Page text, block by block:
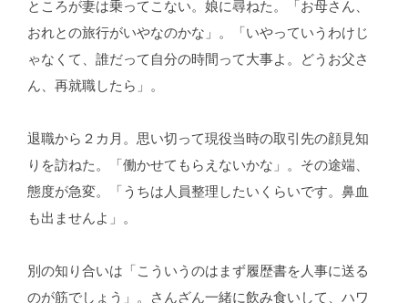
ところが妻は乗ってこない。娘に尋ねた。「お母さん、
おれとの旅行がいやなのかな」。「いやっていうわけじ
ゃなくて、誰だって自分の時間って大事よ。どうお父さ
ん、再就職したら」。
退職から２カ月。思い切って現役当時の取引先の顔見知
りを訪ねた。「働かせてもらえないかな」。その途端、
態度が急変。「うちは人員整理したいくらいです。鼻血
も出ませんよ」。
別の知り合いは「こういうのはまず履歴書を人事に送る
のが筋でしょう」。さんざん一緒に飲み食いして、ハワ